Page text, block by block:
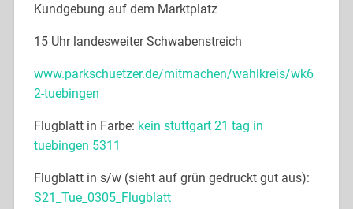
Kundgebung auf dem Marktplatz
15 Uhr landesweiter Schwabenstreich
www.parkschuetzer.de/mitmachen/wahlkreis/wk6
2-tuebingen
Flugblatt in Farbe: kein stuttgart 21 tag in
tuebingen 5311
Flugblatt in s/w (sieht auf grün gedruckt gut aus):
S21_Tue_0305_Flugblatt